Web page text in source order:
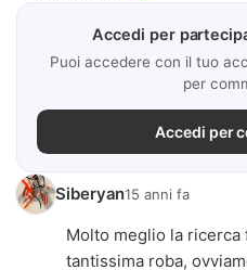
Accedi per
Puoi accedere con il tuo
per
Accedi per
Siberyan15 anni fa
Molto meglio la
tantissima roba,